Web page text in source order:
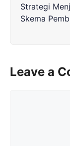
Strategi
Skema
Leave a